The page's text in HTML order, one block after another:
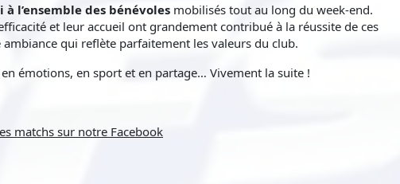
à l’ensemble des bénévoles mobilisés tout au long du week-end.
et leur accueil ont grandement contribué à la réussite de ces
ambiance qui reflète parfaitement les valeurs du club.
émotions, en sport et en partage… Vivement la suite !
matchs sur notre Facebook